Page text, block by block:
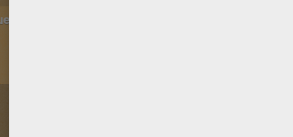
canal de vídeos para niños en Youtube: